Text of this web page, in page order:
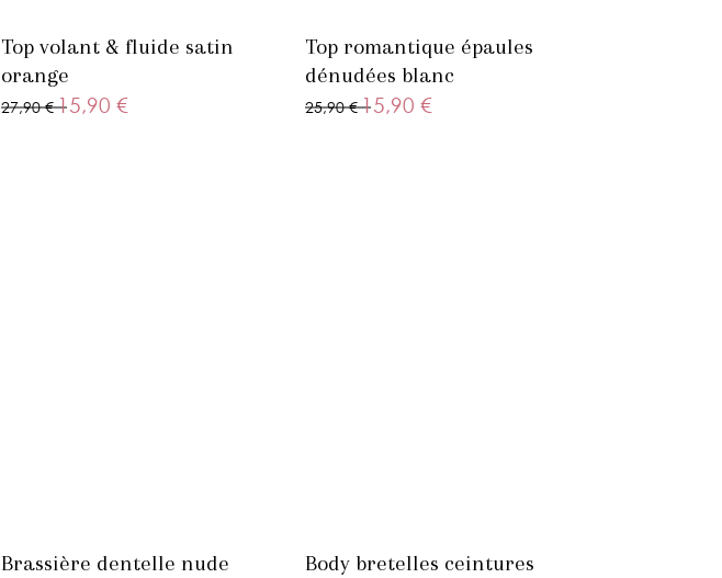
Top volant & fluide satin
orange
27,90 €15,90 €
Top romantique épaules
dénudées blanc
25,90 €15,90 €
Brassière dentelle nude
Body bretelles ceintures